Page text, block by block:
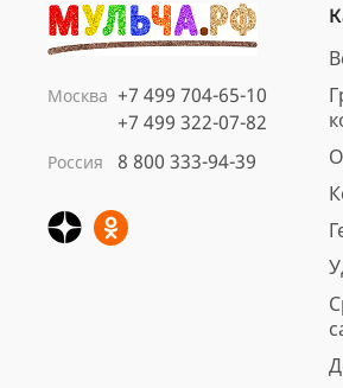
нефракционная, 60 л
Арт.: 4691
Москва +7 499 704-65-10
+7 499 322-07-82
Россия 8 800 333-94-39